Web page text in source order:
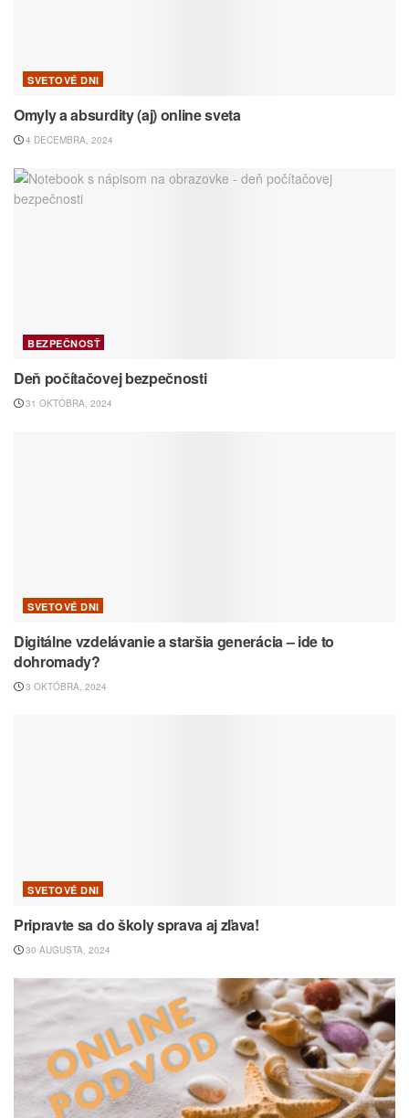
SVETOVÉ DNI
Omyly a absurdity (aj) online sveta
4 DECEMBRA, 2024
BEZPEČNOSŤ
Deň počítačovej bezpečnosti
31 OKTÓBRA, 2024
SVETOVÉ DNI
Digitálne vzdelávanie a staršia generácia – ide to
dohromady?
3 OKTÓBRA, 2024
SVETOVÉ DNI
Pripravte sa do školy sprava aj zľava!
30 AUGUSTA, 2024